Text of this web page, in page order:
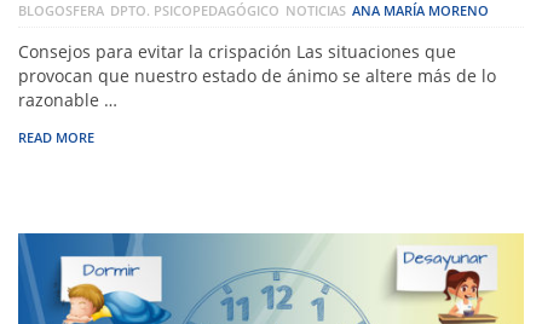
BLOGOSFERA DPTO. PSICOPEDAGÓGICO NOTICIAS ANA MARÍA MORENO
Consejos para evitar la crispación Las situaciones que
provocan que nuestro estado de ánimo se altere más de lo
razonable …
READ MORE